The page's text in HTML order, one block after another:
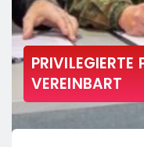
VEREINBART